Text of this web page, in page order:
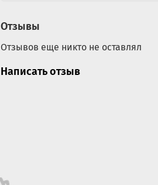
Отзывы
Отзывов еще никто не оставлял
Написать отзыв